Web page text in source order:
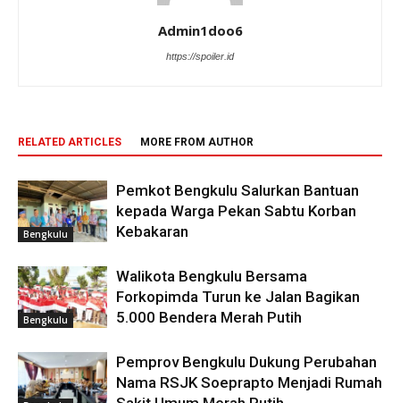
Admin1doo6
https://spoiler.id
RELATED ARTICLES MORE FROM AUTHOR
Bengkulu
Pemkot Bengkulu Salurkan Bantuan
kepada Warga Pekan Sabtu Korban
Kebakaran
Bengkulu
Walikota Bengkulu Bersama
Forkopimda Turun ke Jalan Bagikan
5.000 Bendera Merah Putih
Pemprov Bengkulu Dukung Perubahan
Nama RSJK Soeprapto Menjadi Rumah